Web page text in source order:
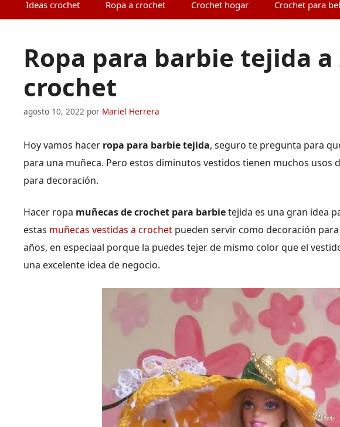
Ideas crochet Ropa a crochet Crochet hogar Crochet para
Ropa para barbie tejida a
crochet
agosto 10, 2022 por Mariel Herrera
Hoy vamos hacer ropa para barbie tejida, seguro te pregunta para
para una muñeca. Pero estos diminutos vestidos tienen muchos usos
para decoración.
Hacer ropa muñecas de crochet para barbietejida es una gran idea
estas muñecas vestidas a crochet pueden servir como decoración
años, en especiaal porque la puedes tejer de mismo color que el
una excelente idea de negocio.